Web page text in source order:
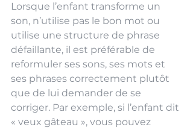
Lorsque l’enfant transforme un
son, n’utilise pas le bon mot ou
utilise une structure de phrase
défaillante, il est préférable de
reformuler ses sons, ses mots et
ses phrases correctement plutôt
que de lui demander de se
corriger. Par exemple, si l’enfant dit
« veux gâteau », vous pouvez